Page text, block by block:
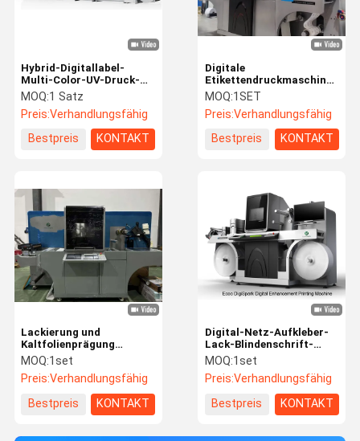
Hybrid-Digitallabel-
Multi-Color-UV-Druck-
und Lackiermaschine
MOQ:1 Satz
Preis:Verhandlungsfähig
Bestpreis
KONTAKT
Digitale
Etikettendruckmaschine
Roll-to-Roll-Folien-
Stempeln und Lackieren
MOQ:1SET
Preis:Verhandlungsfähig
Bestpreis
KONTAKT
Lackierung und
Kaltfolienprägung
Digitale
Tintenstrahldruckmaschine
MOQ:1set
Preis:Verhandlungsfähig
Bestpreis
KONTAKT
Digital-Netz-Aufkleber-
Lack-Blindenschrift-
Maschine 330mm
DigiSpark
MOQ:1set
Preis:Verhandlungsfähig
Bestpreis
KONTAKT